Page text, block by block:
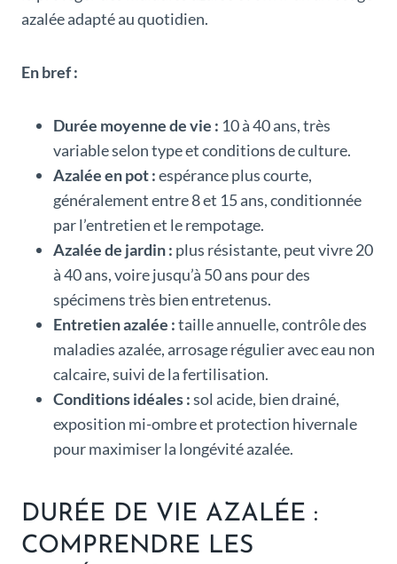
azalée adapté au quotidien.
En bref :
Durée moyenne de vie : 10 à 40 ans, très
variable selon type et conditions de culture.
Azalée en pot :espérance plus courte,
généralement entre 8 et 15 ans, conditionnée
par l’entretien et le rempotage.
Azalée de jardin : plus résistante, peut vivre 20
à 40 ans, voire jusqu’à 50 ans pour des
spécimens très bien entretenus.
Entretien azalée :taille annuelle, contrôle des
maladies azalée, arrosage régulier avec eau non
calcaire, suivi de la fertilisation.
Conditions idéales :sol acide, bien drainé,
exposition mi-ombre et protection hivernale
pour maximiser la longévité azalée.
DURÉE DE VIE AZALÉE :
COMPRENDRE LES